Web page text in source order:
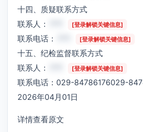
十四、质疑联系方式
联系人：
[登录解锁关键信息]
联系电话： [登录解锁关键信息]
十五、纪检监督联系方式
联系人：
[登录解锁关键信息]
联系电话：029-84786176029-
2026年04月01日
详情查看原文